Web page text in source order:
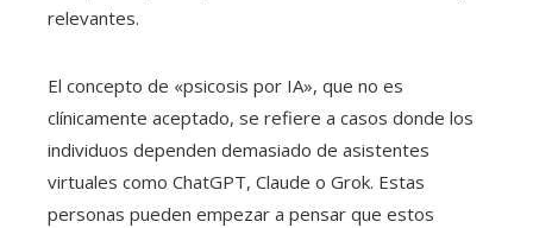
relevantes.
El concepto de «psicosis por IA», que no es
clínicamente aceptado, se refiere a casos donde los
individuos dependen demasiado de asistentes
virtuales como ChatGPT, Claude o Grok. Estas
personas pueden empezar a pensar que estos